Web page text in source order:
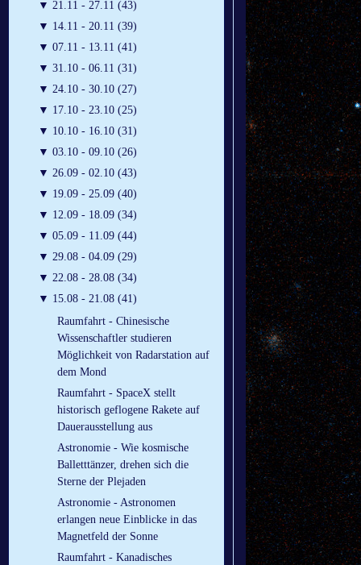
▼ 21.11 - 27.11 (43)
▼ 14.11 - 20.11 (39)
▼ 07.11 - 13.11 (41)
▼ 31.10 - 06.11 (31)
▼ 24.10 - 30.10 (27)
▼ 17.10 - 23.10 (25)
▼ 10.10 - 16.10 (31)
▼ 03.10 - 09.10 (26)
▼ 26.09 - 02.10 (43)
▼ 19.09 - 25.09 (40)
▼ 12.09 - 18.09 (34)
▼ 05.09 - 11.09 (44)
▼ 29.08 - 04.09 (29)
▼ 22.08 - 28.08 (34)
▼ 15.08 - 21.08 (41)
Raumfahrt - Chinesische
Wissenschaftler studieren
Möglichkeit von Radarstation auf
dem Mond
Raumfahrt - SpaceX stellt
historisch geflogene Rakete auf
Dauerausstellung aus
Astronomie - Wie kosmische
Balletttänzer, drehen sich die
Sterne der Plejaden
Astronomie - Astronomen
erlangen neue Einblicke in das
Magnetfeld der Sonne
Raumfahrt - Kanadisches